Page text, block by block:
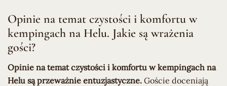
Opinie na temat czystości i komfortu w
kempingach na Helu. Jakie są wrażenia
gości?
Opinie na temat czystości i komfortu w kempingach na
Helu są przeważnie entuzjastyczne. Goście doceniają